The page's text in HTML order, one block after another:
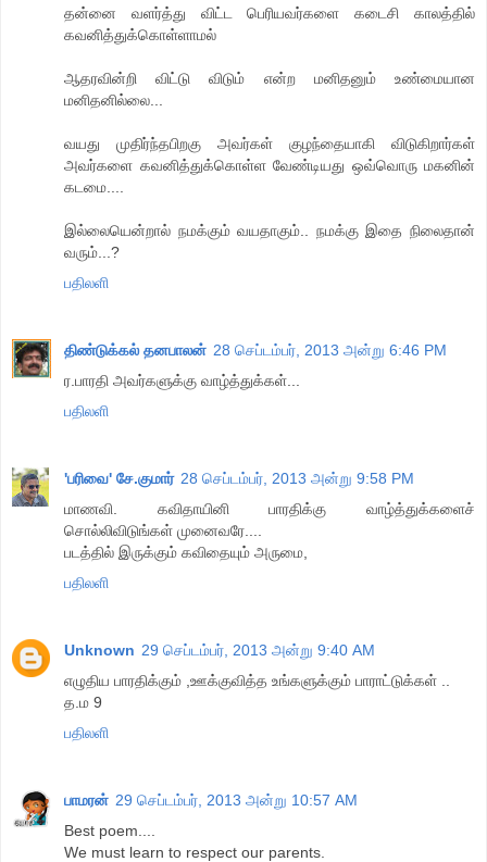
தன்னை வளர்த்து விட்ட பெரியவர்களை கடைசி காலத்தில்
கவனித்துக்கொள்ளாமல்
ஆதரவின்றி விட்டு விடும் என்ற மனிதனும் உண்மையான
மனிதனில்லை...
வயது முதிர்ந்தபிறகு அவர்கள் குழந்தையாகி விடுகிறார்கள்
அவர்களை கவனித்துக்கொள்ள வேண்டியது ஒவ்வொரு மகனின்
கடமை....
இல்லையென்றால் நமக்கும் வயதாகும்.. நமக்கு இதை நிலைதான்
வரும்...?
பதிலளி
திண்டுக்கல் தனபாலன் 28 செப்டம்பர், 2013 அன்று 6:46 PM
ர.பாரதி அவர்களுக்கு வாழ்த்துக்கள்...
பதிலளி
'பரிவை' சே.குமார் 28 செப்டம்பர், 2013 அன்று 9:58 PM
மாணவி. கவிதாயினி பாரதிக்கு வாழ்த்துக்களைச்
சொல்லிவிடுங்கள் முனைவரே....
படத்தில் இருக்கும் கவிதையும் அருமை,
பதிலளி
Unknown 29 செப்டம்பர், 2013 அன்று 9:40 AM
எழுதிய பாரதிக்கும் ,ஊக்குவித்த உங்களுக்கும் பாராட்டுக்கள் ..
த.ம 9
பதிலளி
பாமரன் 29 செப்டம்பர், 2013 அன்று 10:57 AM
Best poem....
We must learn to respect our parents.